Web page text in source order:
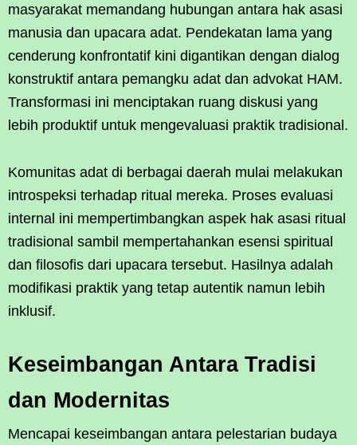
masyarakat memandang hubungan antara hak asasi
manusia dan upacara adat. Pendekatan lama yang
cenderung konfrontatif kini digantikan dengan dialog
konstruktif antara pemangku adat dan advokat HAM.
Transformasi ini menciptakan ruang diskusi yang
lebih produktif untuk mengevaluasi praktik tradisional.
Komunitas adat di berbagai daerah mulai melakukan
introspeksi terhadap ritual mereka. Proses evaluasi
internal ini mempertimbangkan aspek hak asasi ritual
tradisional sambil mempertahankan esensi spiritual
dan filosofis dari upacara tersebut. Hasilnya adalah
modifikasi praktik yang tetap autentik namun lebih
inklusif.
Keseimbangan Antara Tradisi
dan Modernitas
Mencapai keseimbangan antara pelestarian budaya